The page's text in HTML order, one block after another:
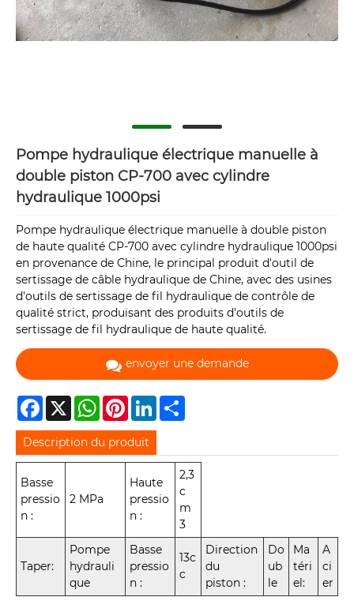
Pompe hydraulique électrique manuelle à
double piston CP-700 avec cylindre
hydraulique 1000psi
Pompe hydraulique électrique manuelle à double piston
de haute qualité CP-700 avec cylindre hydraulique 1000psi
en provenance de Chine, le principal produit d'outil de
sertissage de câble hydraulique de Chine, avec des usines
d'outils de sertissage de fil hydraulique de contrôle de
qualité strict, produisant des produits d'outils de
sertissage de fil hydraulique de haute qualité.
envoyer une demande
Facebook
X WhatsAppPinterestLinkedIn
Description du produit
Basse
pressio
n :
2 MPa
Haute
pressio
n :
2,3
c
m
3
Taper:
Pompe
hydrauli
que
Basse
pressio
n :
13c
c
Direction
du
piston :
Do
ub
le
Ma
téri
el:
A
ci
er